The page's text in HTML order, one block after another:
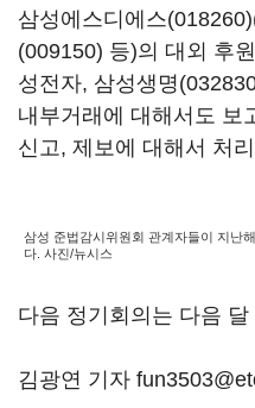
삼성에스디에스(018260)
(009150) 등)의 대외 후
성전자, 삼성생명
내부거래에 대해서도 보
신고, 제보에 대해서 처
삼성 준법감시위원회 관계자들이 지난
다. 사진/뉴시스
다음 정기회의는 다음
김광연 기자